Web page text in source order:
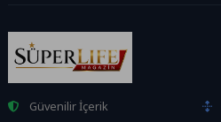
Güvenilir İçerik